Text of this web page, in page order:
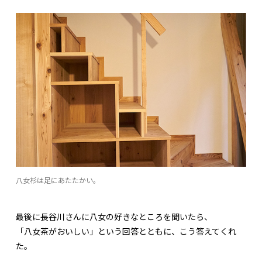
八女杉は足にあたたかい。
最後に長谷川さんに八女の好きなところを聞いたら、
「八女茶がおいしい」という回答とともに、こう答えてくれ
た。